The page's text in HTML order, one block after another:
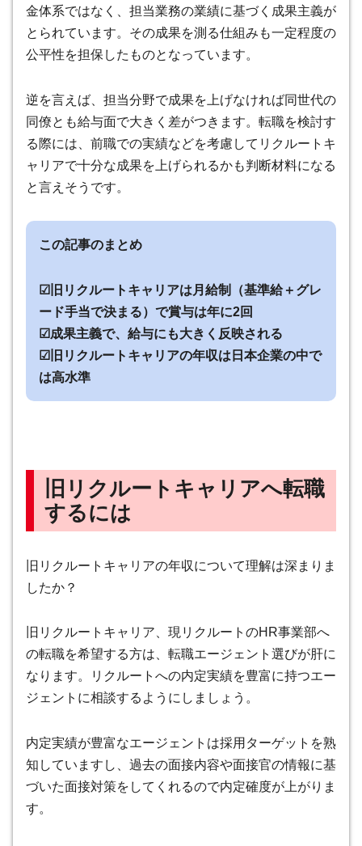
金体系ではなく、担当業務の業績に基づく成果主義が
とられています。その成果を測る仕組みも一定程度の
公平性を担保したものとなっています。
逆を言えば、担当分野で成果を上げなければ同世代の
同僚とも給与面で大きく差がつきます。転職を検討す
る際には、前職での実績などを考慮してリクルートキ
ャリアで十分な成果を上げられるかも判断材料になる
と言えそうです。
この記事のまとめ
☑旧リクルートキャリアは月給制（基準給＋グレ
ード手当で決まる）で賞与は年に2回
☑成果主義で、給与にも大きく反映される
☑旧リクルートキャリアの年収は日本企業の中で
は高水準
旧リクルートキャリアへ転職
するには
旧リクルートキャリアの年収について理解は深まりま
したか？
旧リクルートキャリア、現リクルートのHR事業部へ
の転職を希望する方は、転職エージェント選びが肝に
なります。リクルートへの内定実績を豊富に持つエー
ジェントに相談するようにしましょう。
内定実績が豊富なエージェントは採用ターゲットを熟
知していますし、過去の面接内容や面接官の情報に基
づいた面接対策をしてくれるので内定確度が上がりま
す。